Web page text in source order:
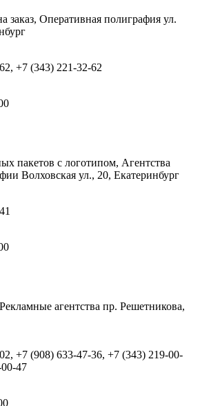
заказ, Оперативная полиграфия ул.
+7 (343) 221-32-62
пакетов с логотипом, Агентства
Волховская ул., 20, Екатеринбург
агентства пр. Решетникова,
+7 (908) 633-47-36, +7 (343) 219-00-
47